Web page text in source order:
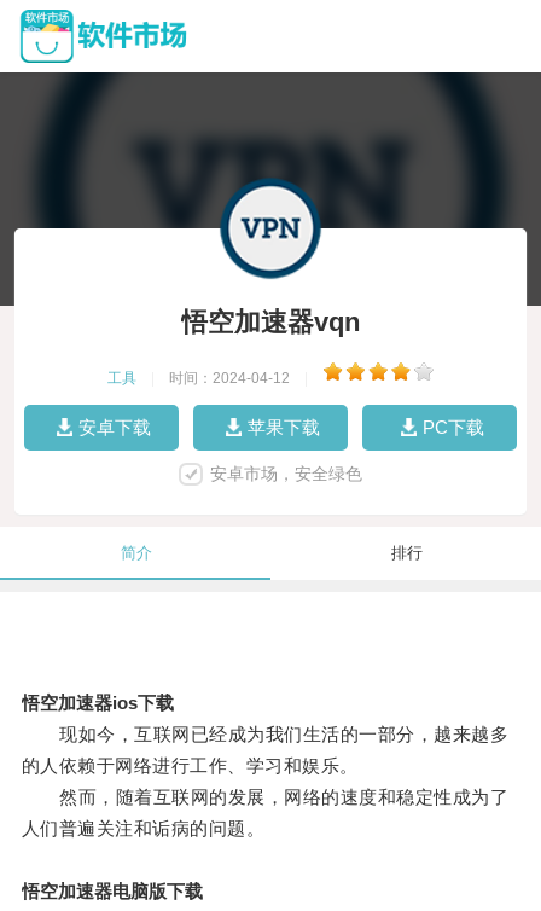
悟空加速器vqn
工具 时间：2024-04-12
安卓下载 苹果下载 PC下载
安卓市场，安全绿色
简介 排行
悟空加速器ios下载
现如今，互联网已经成为我们生活的一部分，越来越多
的人依赖于网络进行工作、学习和娱乐。
然而，随着互联网的发展，网络的速度和稳定性成为了
人们普遍关注和诟病的问题。
悟空加速器电脑版下载